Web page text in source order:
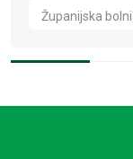
Županijska